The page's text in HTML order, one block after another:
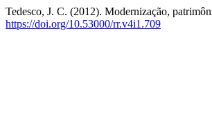
Tedesco, J. C. (2012). Modernização,
https://doi.org/10.53000/rr.v4i1.709